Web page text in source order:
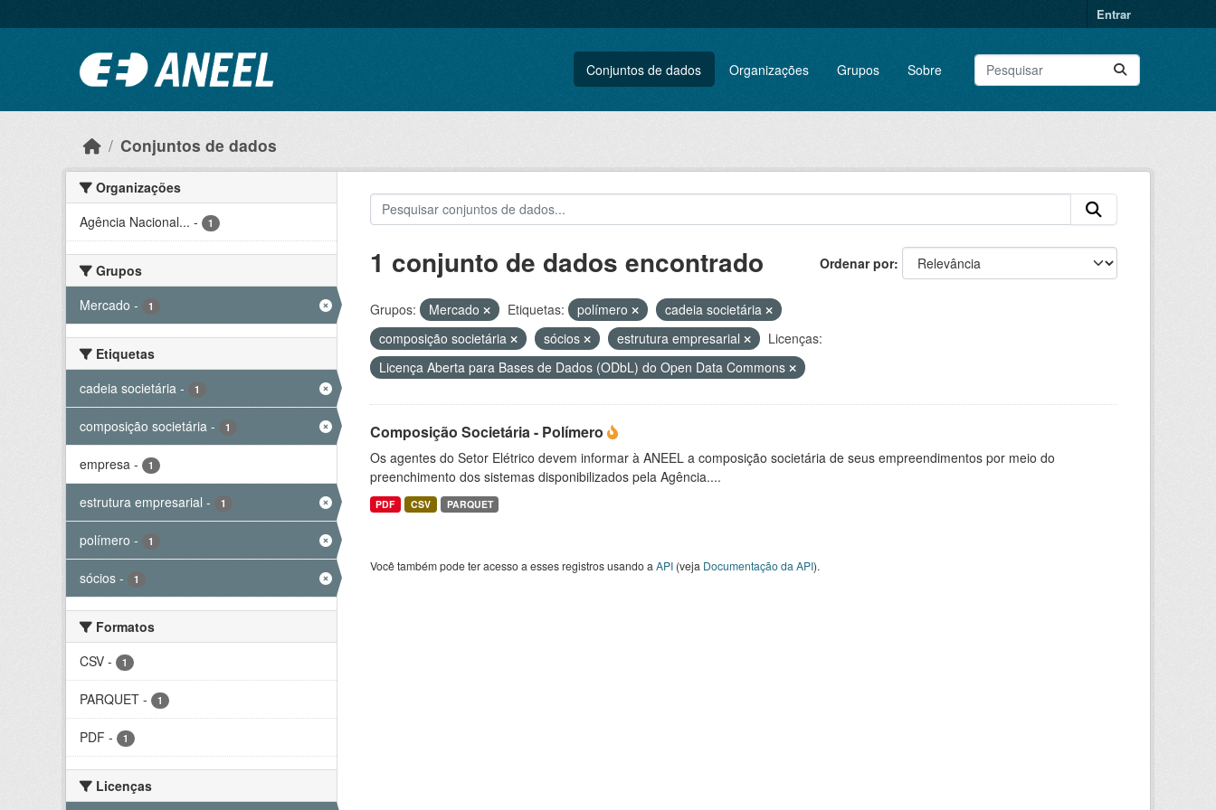
Entrar
Conjuntos de dados Organizações Grupos Sobre
Conjuntos de dados
Organizações
Agência Nacional... - 1
Grupos
Mercado - 1
Etiquetas
cadeia societária - 1
composição societária - 1
empresa - 1
estrutura empresarial - 1
polímero - 1
sócios - 1
Formatos
CSV - 1
PARQUET - 1
PDF - 1
Licenças
Ordenar por
1 conjunto de dados encontrado
Grupos: Mercado Etiquetas: polímero
cadeia societária
composição societária
sócios estrutura empresarial
Licenças:
Licença Aberta para Bases de Dados (ODbL) do Open Data Commons
Composição Societária - Polímero
Os agentes do Setor Elétrico devem informar à ANEEL a composição societária de seus empreendimentos por meio do
preenchimento dos sistemas disponibilizados pela Agência....
PDF CSV PARQUET
Você também pode ter acesso a esses registros usando a API(veja Documentação da API).